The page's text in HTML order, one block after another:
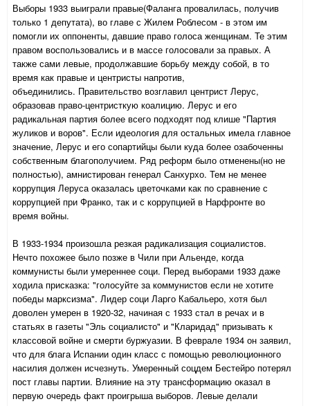
Выборы 1933 выиграли правые(Фаланга провалилась, получив
только 1 депутата), во главе с Жилем Роблесом - в этом им
помогли их оппоненты, давшие право голоса женщинам. Те этим
правом воспользовались и в массе голосовали за правых. А
также сами левые, продолжавшие борьбу между собой, в то
время как правые и центристы напротив,
объединились. Правительство возглавил центрист Лерус,
образовав право-центристкую коалицию. Лерус и его
радикальная партия более всего подходят под клише "Партия
жуликов и воров". Если идеология для остальных имела главное
значение, Лерус и его сопартийцы были куда более озабоченны
собственным благополучием. Ряд реформ было отменены(но не
полностью), амнистирован генерал Санхурхо. Тем не менее
коррупция Леруса оказалась цветочками как по сравнение с
коррупцией при Франко, так и с коррупцией в Нарфронте во
время войны.
В 1933-1934 произошла резкая радикализация социалистов.
Нечто похожее было позже в Чили при Альенде, когда
коммунисты были умереннее соци. Перед выборами 1933 даже
ходила присказка: "голосуйте за коммунистов если не хотите
победы марксизма". Лидер соци Ларго Кабальеро, хотя был
доволен умерен в 1920-32, начиная с 1933 стал в речах и в
статьях в газеты "Эль социалисто" и "Кларидад" призывать к
классовой войне и смерти буржуазии. В феврале 1934 он заявил,
что для блага Испании один класс с помощью революционного
насилия должен исчезнуть. Умеренный соцдем Бестейро потерял
пост главы партии. Влияние на эту трансформацию оказал в
первую очередь факт проигрыша выборов. Левые делали